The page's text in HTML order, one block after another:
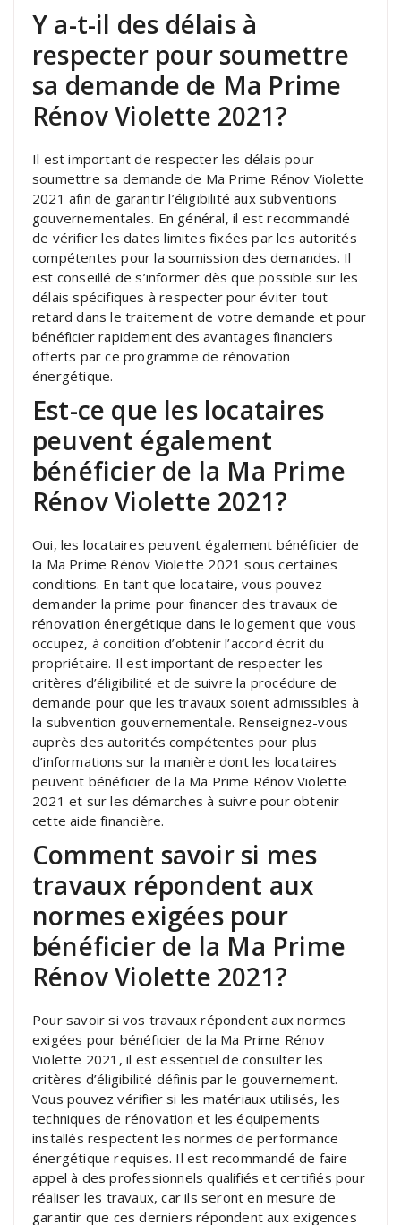
Y a-t-il des délais à
respecter pour soumettre
sa demande de Ma Prime
Rénov Violette 2021?
Il est important de respecter les délais pour
soumettre sa demande de Ma Prime Rénov Violette
2021 afin de garantir l’éligibilité aux subventions
gouvernementales. En général, il est recommandé
de vérifier les dates limites fixées par les autorités
compétentes pour la soumission des demandes. Il
est conseillé de s’informer dès que possible sur les
délais spécifiques à respecter pour éviter tout
retard dans le traitement de votre demande et pour
bénéficier rapidement des avantages financiers
offerts par ce programme de rénovation
énergétique.
Est-ce que les locataires
peuvent également
bénéficier de la Ma Prime
Rénov Violette 2021?
Oui, les locataires peuvent également bénéficier de
la Ma Prime Rénov Violette 2021 sous certaines
conditions. En tant que locataire, vous pouvez
demander la prime pour financer des travaux de
rénovation énergétique dans le logement que vous
occupez, à condition d’obtenir l’accord écrit du
propriétaire. Il est important de respecter les
critères d’éligibilité et de suivre la procédure de
demande pour que les travaux soient admissibles à
la subvention gouvernementale. Renseignez-vous
auprès des autorités compétentes pour plus
d’informations sur la manière dont les locataires
peuvent bénéficier de la Ma Prime Rénov Violette
2021 et sur les démarches à suivre pour obtenir
cette aide financière.
Comment savoir si mes
travaux répondent aux
normes exigées pour
bénéficier de la Ma Prime
Rénov Violette 2021?
Pour savoir si vos travaux répondent aux normes
exigées pour bénéficier de la Ma Prime Rénov
Violette 2021, il est essentiel de consulter les
critères d’éligibilité définis par le gouvernement.
Vous pouvez vérifier si les matériaux utilisés, les
techniques de rénovation et les équipements
installés respectent les normes de performance
énergétique requises. Il est recommandé de faire
appel à des professionnels qualifiés et certifiés pour
réaliser les travaux, car ils seront en mesure de
garantir que ces derniers répondent aux exigences